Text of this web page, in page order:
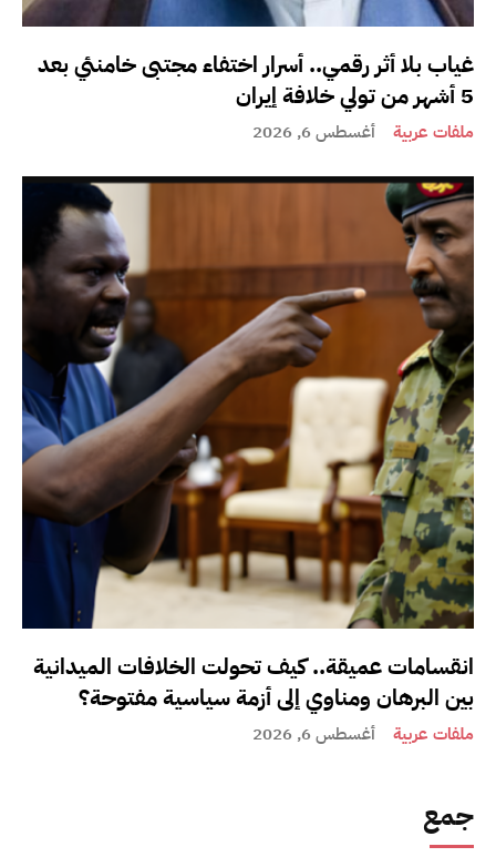
غياب بلا أثر رقمي.. أسرار اختفاء مجتبى خامنئي بعد
5 أشهر من تولي خلافة إيران
ملفات عربية أغسطس 6, 2026
انقسامات عميقة.. كيف تحولت الخلافات الميدانية
بين البرهان ومناوي إلى أزمة سياسية مفتوحة؟
ملفات عربية أغسطس 6, 2026
جمع